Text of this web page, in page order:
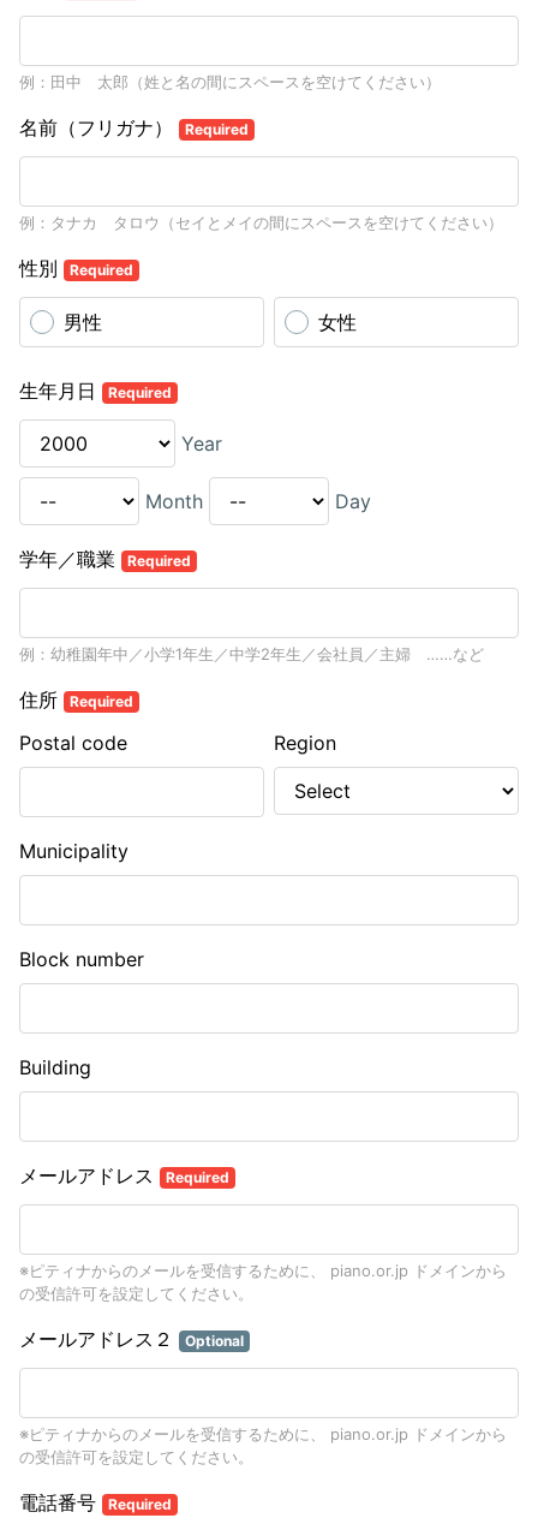
例：田中 太郎（姓と名の間にスペースを空けてください）
名前（フリガナ） Required
例：タナカ タロウ（セイとメイの間にスペースを空けてください）
性別 Required
男性 女性
生年月日 Required
Year
Month Day
学年／職業 Required
例：幼稚園年中／小学1年生／中学2年生／会社員／主婦 ……など
住所 Required
Postal code Region
Municipality
Block number
Building
メールアドレス Required
※ピティナからのメールを受信するために、 piano.or.jp ドメインから
の受信許可を設定してください。
メールアドレス２ Optional
※ピティナからのメールを受信するために、 piano.or.jp ドメインから
の受信許可を設定してください。
電話番号 Required